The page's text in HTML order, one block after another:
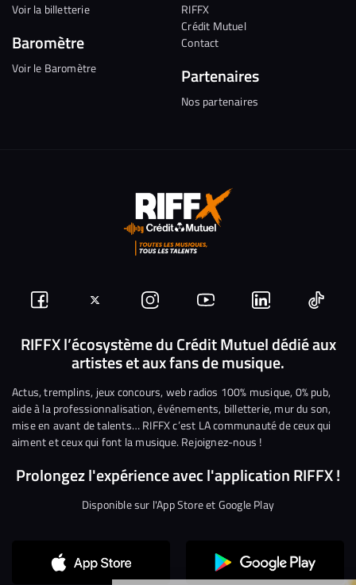
Voir la billetterie
Baromètre
Voir le Baromètre
RIFFX
Crédit Mutuel
Contact
Partenaires
Nos partenaires
Suivez-
nous
Facebook
Suivez-
nous
sur
Twitter
Nous
rejoindre
sur
Instagram
Nous
rejoindre
sur
YouTube
Nous
rejoindre
sur
Linkedin
Nous
RIFFX l’écosystème du Crédit Mutuel dédié aux
artistes et aux fans de musique.
Actus, tremplins, jeux concours, web radios 100% musique, 0% pub,
aide à la professionnalisation, événements, billetterie, mur du son,
mise en avant de talents… RIFFX c’est LA communauté de ceux qui
aiment et ceux qui font la musique. Rejoignez-nous !
Prolongez l'expérience avec l'application RIFFX !
Disponible sur l'App Store et Google Play